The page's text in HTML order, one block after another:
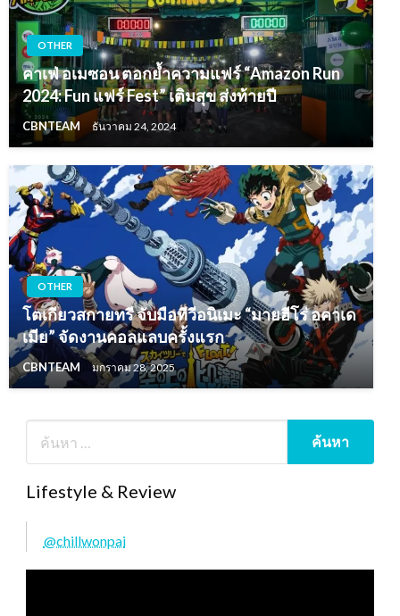
OTHER
คาเฟ่ อเมซอน ตอกย้ำความแฟร์ “Amazon Run
2024: Fun แฟร์ Fest” เติมสุข ส่งท้ายปี
CBNTEAM ธันวาคม 24, 2024
OTHER
โตเกียวสกายทรี จับมือทีวีอนิเมะ “มายฮีโร่ อคาเด
เมีย” จัดงานคอลแลบครั้งแรก
CBNTEAM มกราคม 28, 2025
Lifestyle & Review
@chillwonpai